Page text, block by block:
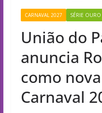
CARNAVAL 2027 SÉRIE OURO
União do
anuncia
como
Carnaval